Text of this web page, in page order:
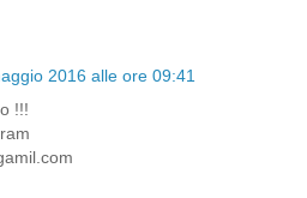
2016 alle ore 09:41
!!!